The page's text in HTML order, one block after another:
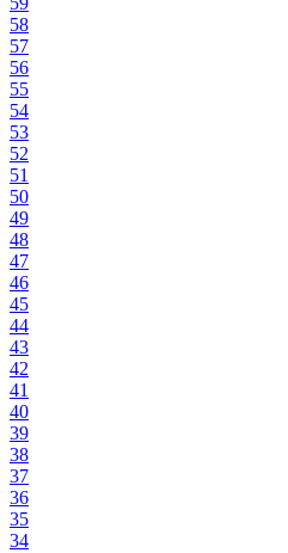
58
57
56
55
54
53
52
51
50
49
48
47
46
45
44
43
42
41
40
39
38
37
36
35
34